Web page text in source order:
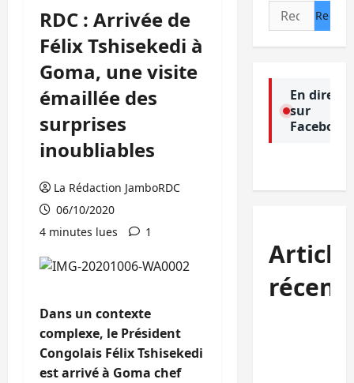
RDC : Arrivée de
Félix Tshisekedi à
Goma, une visite
émaillée des
surprises
inoubliables
La Rédaction JamboRDC
06/10/2020
4 minutes lues
1
Dans un contexte
complexe, le Président
Congolais Félix Tshisekedi
est arrivé à Goma chef
Rechercher :
En direct
sur
Facebook